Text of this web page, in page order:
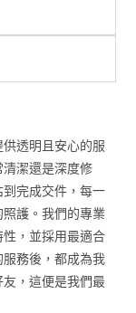
透明且安心的服
潔還是深度修
完成交件，每一
護。我們的專業
，並採用最適合
務後，都成為我
，這便是我們最